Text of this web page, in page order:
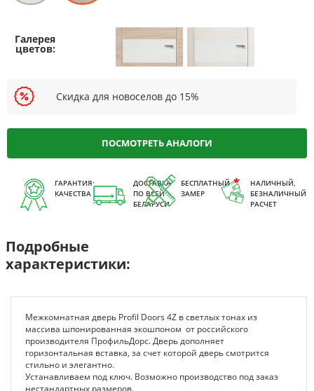
Скидка для новоселов до 15%
ПОСМОТРЕТЬ АНАЛОГИ
ГАРАНТИЯ
КАЧЕСТВА
ДОСТАВКА
ПО ВСЕЙ
БЕЛАРУСИ
БЕСПЛАТНЫЙ
ЗАМЕР
НАЛИЧНЫЙ,
БЕЗНАЛИЧНЫЙ
РАСЧЕТ
Подробные
характеристики:
Межкомнатная дверь Profil Doors 4Z в светлых тонах из
массива шпонированная экошпоном от российского
производителя ПрофильДорс. Дверь дополняет
горизонтальная вставка, за счет которой дверь смотрится
стильно и элегантно.
Устанавливаем под ключ. Возможно производство под заказ
нестандартных размеров.